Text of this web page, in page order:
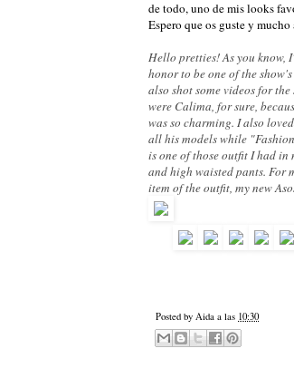
de todo, uno de mis looks
Espero que os guste y mucho
Hello pretties! As you know,
honor to be one of the
also shot some videos for
were Calima, for sure,
was so charming. I also
all his models while
is one of those outfit I had in
and high waisted pants. For
item of the outfit, my new
Posted by Aida a las 10:30